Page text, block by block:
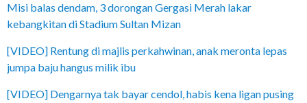
Misi balas dendam, 3 dorongan Gergasi Merah lakar
kebangkitan di Stadium Sultan Mizan
[VIDEO] Rentung di majlis perkahwinan, anak meronta lepas
jumpa baju hangus milik ibu
[VIDEO] Dengarnya tak bayar cendol, habis kena ligan pusing